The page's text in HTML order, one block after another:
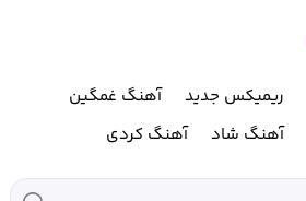
ریمیکس جدید
آهنگ غمگین
آهنگ شاد آهنگ کردی